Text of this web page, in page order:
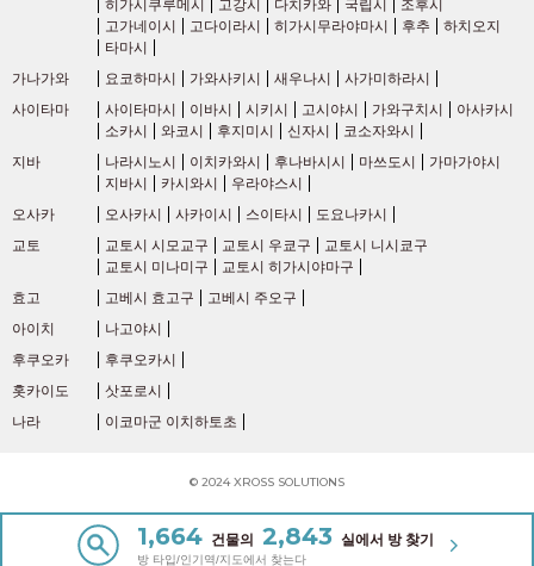
1,664 건물의 2,843 실에서 방 찾기
방 타입/인기역/지도에서 찾는다
히가시쿠루메시
고강시 다치카와 국립시
조후시
고가네이시
고다이라시 히가시무라야마시 후추
하치오지
타마시
가나가와
요코하마시 가와사키시 새우나시
사가미하라시
사이타마
사이타마시 이바시 시키시 고시야시 가와구치시
아사카시
소카시
와코시 후지미시 신자시
코소자와시
지바
나라시노시 이치카와시 후나바시시 마쓰도시
가마가야시
지바시
카시와시
우라야스시
오사카
오사카시 사카이시 스이타시
도요나카시
교토
교토시 시모교구 교토시 우쿄구
교토시 니시쿄구
교토시 미나미구
교토시 히가시야마구
효고
고베시 효고구
고베시 주오구
아이치
나고야시
후쿠오카
후쿠오카시
홋카이도
삿포로시
나라
이코마군 이치하토초
© 2024 XROSS SOLUTIONS